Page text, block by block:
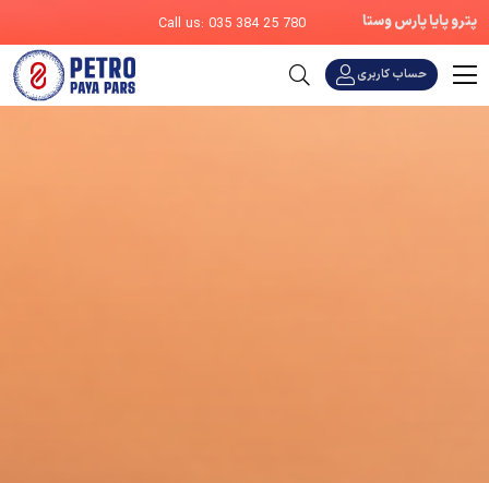
پترو پایا پارس وستا
حساب کاربری
Call us: 035 384 25 780